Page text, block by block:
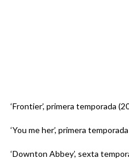
‘Frontier’, primera temporada
‘You me her’, primera
‘Downton Abbey’, sexta